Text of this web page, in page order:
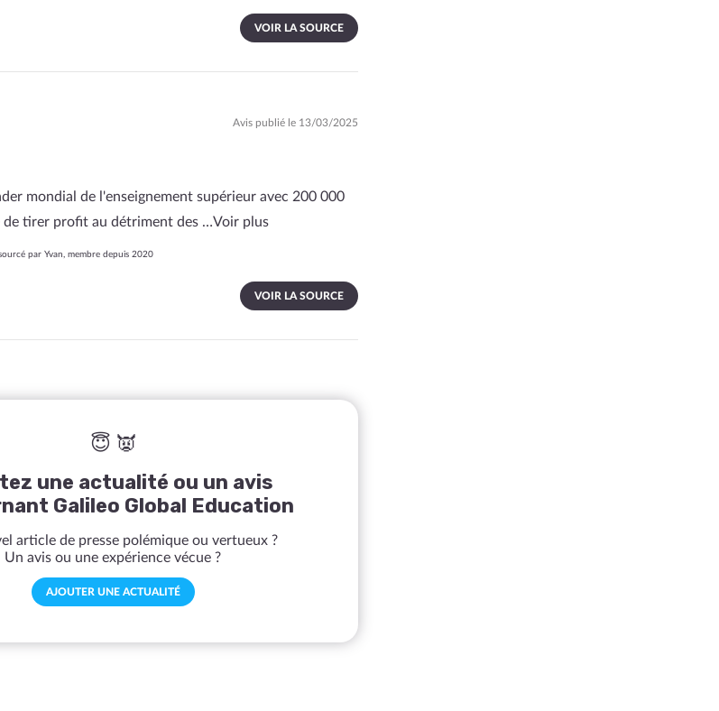
VOIR LA SOURCE
Avis publié le 13/03/2025
mondial de l'enseignement supérieur avec 200 000
de tirer profit au détriment des …Voir plus
par Yvan, membre depuis 2020
VOIR LA SOURCE
😇 👿
une actualité ou un avis
Galileo Global Education
article de presse polémique ou vertueux ?
Un avis ou une expérience vécue ?
AJOUTER UNE ACTUALITÉ